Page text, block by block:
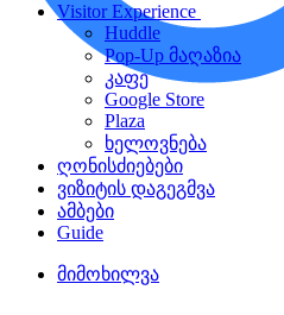
Visitor Experience
Huddle
Pop-Up მაღაზია
კაფე
Google Store
Plaza
ხელოვნება
ღონისძიებები
ვიზიტის დაგეგმვა
ამბები
Guide
მიმოხილვა